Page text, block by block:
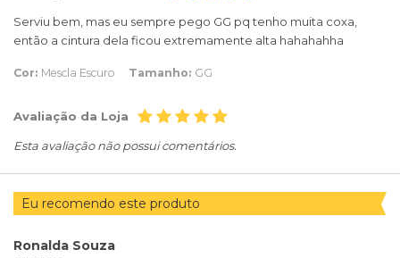
Serviu bem, mas eu sempre pego GG pq tenho muita coxa,
então a cintura dela ficou extremamente alta hahahahha
Cor: Mescla Escuro Tamanho: GG
Avaliação da Loja
Esta avaliação não possui comentários.
Eu recomendo este produto
Ronalda Souza